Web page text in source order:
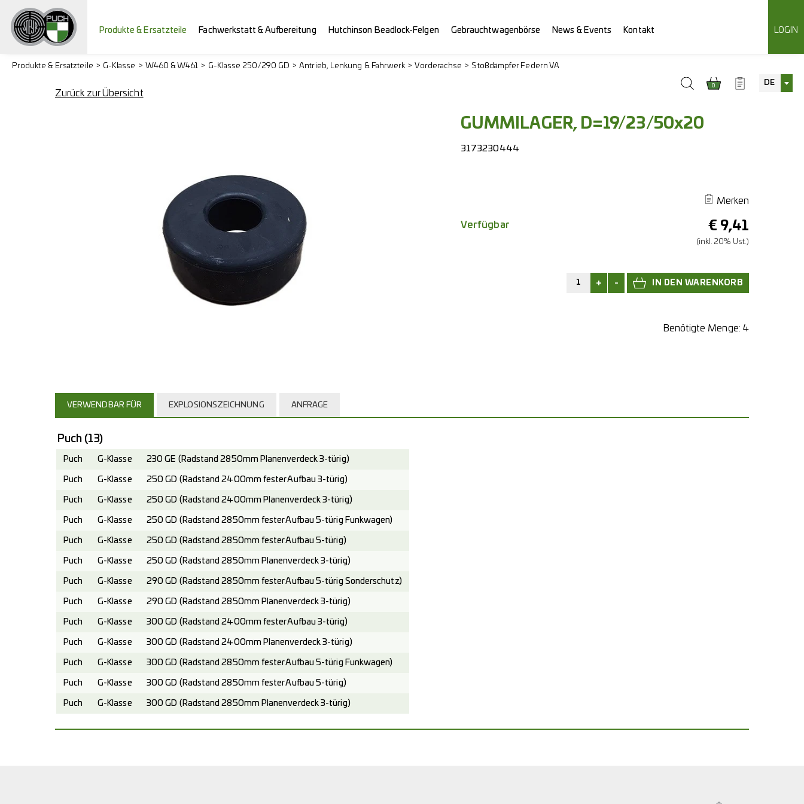
Produkte & Ersatzteile Fachwerkstatt & Aufbereitung Hutchinson Beadlock-Felgen Gebrauchtwagenbörse News & Events Kontakt LOGIN
0 DE
Produkte & Ersatzteile G-Klasse W460 & W461 G-Klasse 250/290 GD Antrieb, Lenkung & Fahrwerk Vorderachse Stoßdämpfer Federn VA
Zurück zur Übersicht
GUMMILAGER, D=19/23/50x20
3173230444
Merken
€ 9,41
(inkl. 20% Ust.)
Verfügbar
+ -
Benötigte Menge: 4
VERWENDBAR FÜR EXPLOSIONSZEICHNUNG ANFRAGE
Puch (13)
Puch G-Klasse 230 GE (Radstand 2850mm Planenverdeck 3-türig)
Puch G-Klasse 250 GD (Radstand 2400mm fester Aufbau 3-türig)
Puch G-Klasse 250 GD (Radstand 2400mm Planenverdeck 3-türig)
Puch G-Klasse 250 GD (Radstand 2850mm fester Aufbau 5-türig Funkwagen)
Puch G-Klasse 250 GD (Radstand 2850mm fester Aufbau 5-türig)
Puch G-Klasse 250 GD (Radstand 2850mm Planenverdeck 3-türig)
Puch G-Klasse 290 GD (Radstand 2850mm fester Aufbau 5-türig Sonderschutz)
Puch G-Klasse 290 GD (Radstand 2850mm Planenverdeck 3-türig)
Puch G-Klasse 300 GD (Radstand 2400mm fester Aufbau 3-türig)
Puch G-Klasse 300 GD (Radstand 2400mm Planenverdeck 3-türig)
Puch G-Klasse 300 GD (Radstand 2850mm fester Aufbau 5-türig Funkwagen)
Puch G-Klasse 300 GD (Radstand 2850mm fester Aufbau 5-türig)
Puch G-Klasse 300 GD (Radstand 2850mm Planenverdeck 3-türig)